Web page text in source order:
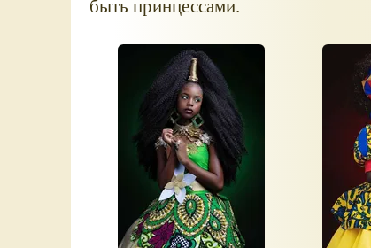
быть принцессами.